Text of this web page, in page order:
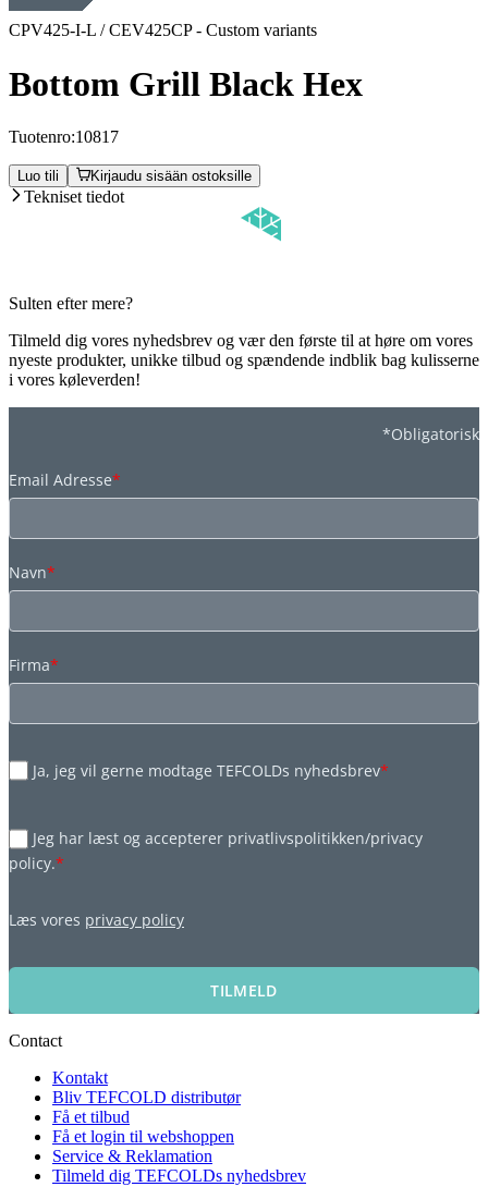
CPV425-I-L / CEV425CP - Custom variants
Bottom Grill Black Hex
Tuotenro:10817
Luo tili Kirjaudu sisään ostoksille
Tekniset tiedot
Sulten efter mere?
Tilmeld dig vores nyhedsbrev og vær den første til at høre om vores
nyeste produkter, unikke tilbud og spændende indblik bag kulisserne
i vores køleverden!
*Obligatorisk
Email Adresse*
Navn*
Firma*
Ja, jeg vil gerne modtage TEFCOLDs nyhedsbrev*
Jeg har læst og accepterer privatlivspolitikken/privacy
policy.*
Læs vores privacy policy
TILMELD
Contact
Kontakt
Bliv TEFCOLD distributør
Få et tilbud
Få et login til webshoppen
Service & Reklamation
Tilmeld dig TEFCOLDs nyhedsbrev